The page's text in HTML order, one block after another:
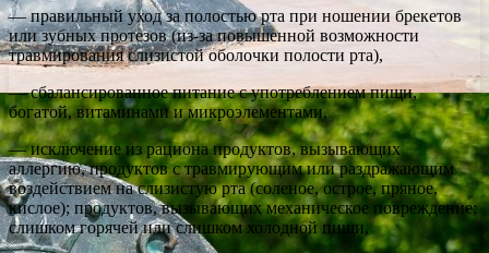
— правильный уход за полостью рта при ношении брекетов
или зубных протезов (из-за повышенной возможности
травмирования слизистой оболочки полости рта),
— сбалансированное питание с употреблением пищи,
богатой, витаминами и микроэлементами,
— исключение из рациона продуктов, вызывающих
аллергию, продуктов с травмирующим или раздражающим
воздействием на слизистую рта (соленое, острое, пряное,
кислое); продуктов, вызывающих механическое повреждение;
слишком горячей или слишком холодной пищи,